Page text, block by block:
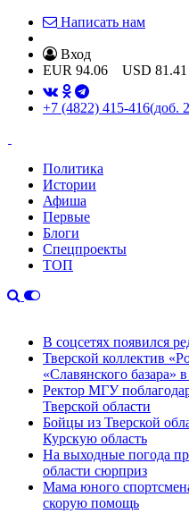
Написать нам
Вход
EUR 94.06 USD 81.41
+7 (4822) 415-416(доб.
Политика
Истории
Афиша
Первые
Блоги
Спецпроекты
ТОП
В соцсетях появился
Тверской коллектив
«Славянского базара»
Ректор МГУ
Тверской области
Бойцы из Тверской
Курскую область
На выходные погода
области сюрприз
Мама юного
скорую помощь